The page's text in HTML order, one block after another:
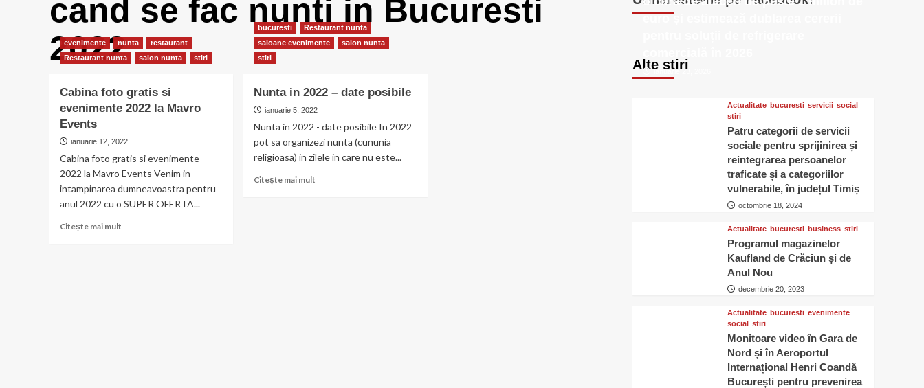
cand se fac nunti in Bucuresti
2022
evenimente nunta
restaurant
Restaurant nunta
salon nunta stiri
Cabina foto gratis si
evenimente 2022 la Mavro
Events
ianuarie 12, 2022
Cabina foto gratis si evenimente
2022 la Mavro Events Venim in
intampinarea dumneavoastra pentru
anul 2022 cu o SUPER OFERTA...
Citește mai mult
bucuresti
Restaurant nunta
saloane evenimente
salon nunta
stiri
Nunta in 2022 – date posibile
ianuarie 5, 2022
Nunta in 2022 - date posibile In 2022
pot sa organizezi nunta (cununia
religioasa) in zilele in care nu este...
Citește mai mult
Alte stiri
euro și estimează dublarea cererii
ianuarie 23, 2026
Actualitate bucuresti servicii social
stiri
Patru categorii de servicii
sociale pentru sprijinirea și
reintegrarea persoanelor
traficate și a categoriilor
vulnerabile, în județul Timiș
octombrie 18, 2024
Actualitate bucuresti business stiri
Programul magazinelor
Kaufland de Crăciun și de
Anul Nou
decembrie 20, 2023
Actualitate bucuresti evenimente
social stiri
Monitoare video în Gara de
Nord și în Aeroportul
Internațional Henri Coandă
București pentru prevenirea